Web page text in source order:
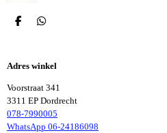
D
N
D
N
Adres winkel
Voorstraat 341
3311 EP Dordrecht
078-7990005
WhatsApp 06-24186098